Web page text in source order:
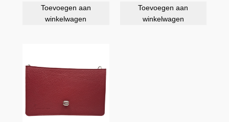
Toevoegen aan
winkelwagen
Toevoegen aan
winkelwagen